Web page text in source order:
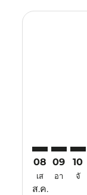
08
เส
ส.ค.
09
อา
10
จั